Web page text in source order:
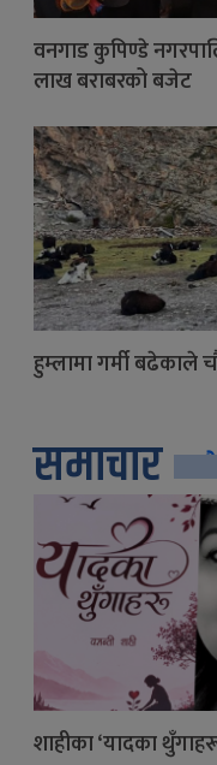
वनगाड कुपिण्डे
लाख बराबरको बजेट
हुम्लामा गर्मी बढेकाले
समाचार
शाहीका ‘यादका